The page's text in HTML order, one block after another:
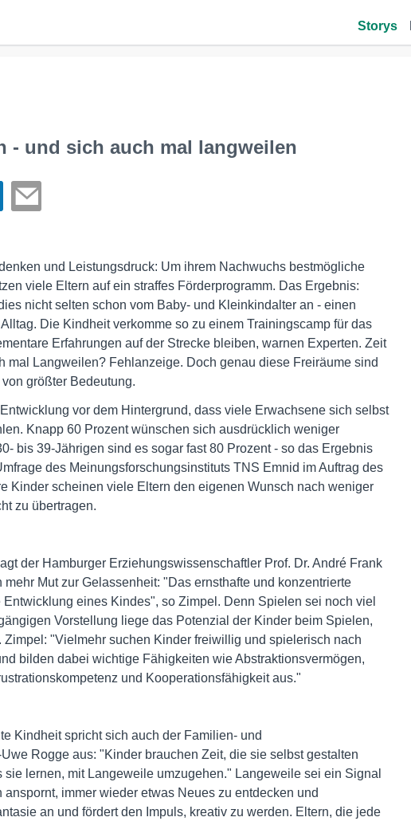
Storys
- und sich auch mal langweilen
und Leistungsdruck: Um ihrem Nachwuchs bestmögliche
viele Eltern auf ein straffes Förderprogramm. Das Ergebnis:
nicht selten schon vom Baby- und Kleinkindalter an - einen
Die Kindheit verkomme so zu einem Trainingscamp für das
Erfahrungen auf der Strecke bleiben, warnen Experten. Zeit
mal Langweilen? Fehlanzeige. Doch genau diese Freiräume sind
größter Bedeutung.
vor dem Hintergrund, dass viele Erwachsene sich selbst
Knapp 60 Prozent wünschen sich ausdrücklich weniger
bis 39-Jährigen sind es sogar fast 80 Prozent - so das Ergebnis
des Meinungsforschungsinstituts TNS Emnid im Auftrag des
Kinder scheinen viele Eltern den eigenen Wunsch nach weniger
zu übertragen.
der Hamburger Erziehungswissenschaftler Prof. Dr. André Frank
Mut zur Gelassenheit: "Das ernsthafte und konzentrierte
eines Kindes", so Zimpel. Denn Spielen sei noch viel
Vorstellung liege das Potenzial der Kinder beim Spielen,
Zimpel: "Vielmehr suchen Kinder freiwillig und spielerisch nach
bilden dabei wichtige Fähigkeiten wie Abstraktionsvermögen,
und Kooperationsfähigkeit aus."
Kindheit spricht sich auch der Familien- und
Rogge aus: "Kinder brauchen Zeit, die sie selbst gestalten
sie lernen, mit Langeweile umzugehen." Langeweile sei ein Signal
immer wieder etwas Neues zu entdecken und
an und fördert den Impuls, kreativ zu werden. Eltern, die jede